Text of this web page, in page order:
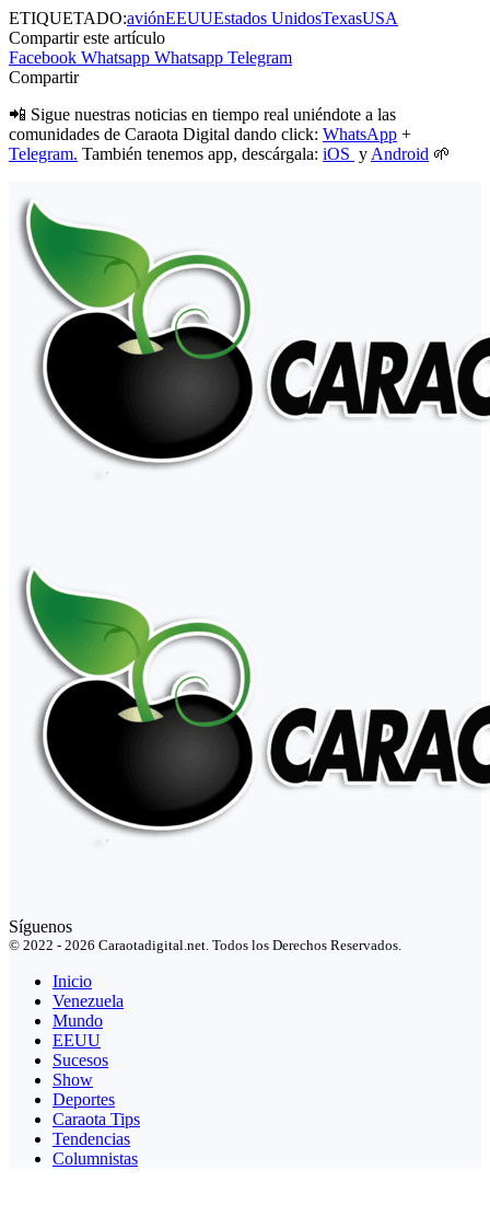
ETIQUETADO:aviónEEUUEstados UnidosTexasUSA
Compartir este artículo
Facebook Whatsapp Whatsapp Telegram
Compartir
📲 Sigue nuestras noticias en tiempo real uniéndote a las
comunidades de Caraota Digital dando click: WhatsApp +
Telegram. También tenemos app, descárgala: iOS y Android 🌱
Síguenos
© 2022 - 2026 Caraotadigital.net. Todos los Derechos Reservados.
Inicio
Venezuela
Mundo
EEUU
Sucesos
Show
Deportes
Caraota Tips
Tendencias
Columnistas